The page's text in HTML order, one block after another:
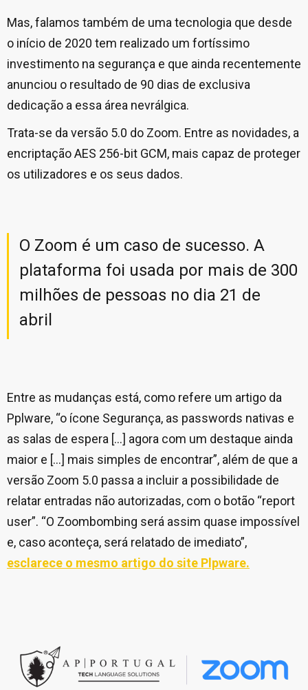
Mas, falamos também de uma tecnologia que desde
o início de 2020 tem realizado um fortíssimo
investimento na segurança e que ainda recentemente
anunciou o resultado de 90 dias de exclusiva
dedicação a essa área nevrálgica.
Trata-se da versão 5.0 do Zoom. Entre as novidades, a
encriptação AES 256-bit GCM, mais capaz de proteger
os utilizadores e os seus dados.
O Zoom é um caso de sucesso. A
plataforma foi usada por mais de 300
milhões de pessoas no dia 21 de
abril
Entre as mudanças está, como refere um artigo da
Pplware, “o ícone Segurança, as passwords nativas e
as salas de espera [...] agora com um destaque ainda
maior e [...] mais simples de encontrar”, além de que a
versão Zoom 5.0 passa a incluir a possibilidade de
relatar entradas não autorizadas, com o botão “report
user”. “O Zoombombing será assim quase impossível
e, caso aconteça, será relatado de imediato”,
esclarece o mesmo artigo do site Plpware.